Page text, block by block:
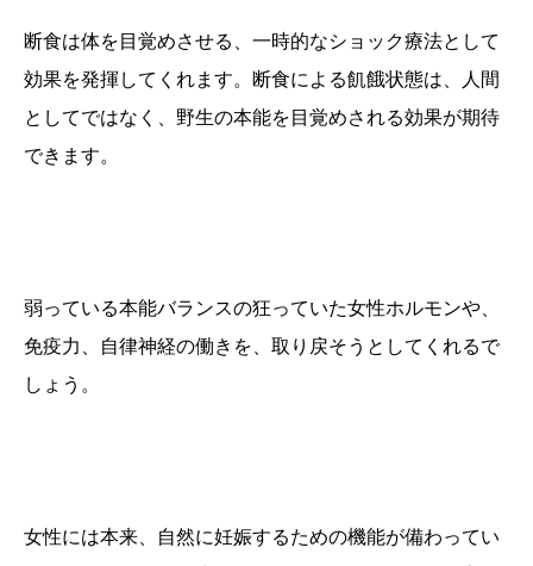
断食は体を目覚めさせる、 一時的なショック療法として
効果を発揮 してくれます。断食による飢餓状態は、人間
としてではなく、野生の本能を目覚めされる効果が期待
できます。
弱っている本能バランスの狂っていた女性ホルモンや、
免疫力、自律神経の働きを、取り戻そうとしてくれるで
しょう。
女性には本来、自然に妊娠するための機能が備わってい